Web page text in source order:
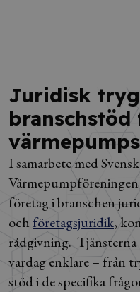
Juridisk
I samarbete med
företag i branschen
och företagsjuridik,
rådgivning.
vardag enklare – från
stöd i de specifika